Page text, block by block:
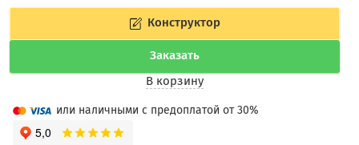
Конструктор
Заказать
В корзину
или наличными с предоплатой от 30%